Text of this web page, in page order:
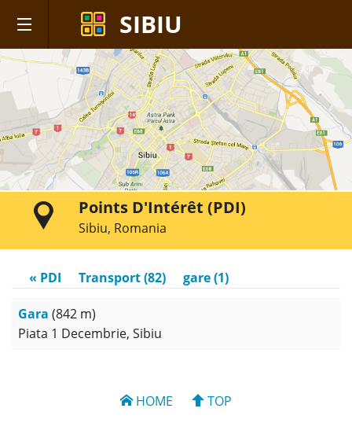
SIBIU
Points D'Intérêt (PDI)
Sibiu, Romania
« PDI Transport (82) gare (1)
Gara (842 m)
Piata 1 Decembrie, Sibiu
HOME TOP